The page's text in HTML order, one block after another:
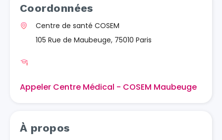
Coordonnées
Centre de santé COSEM
105 Rue de Maubeuge, 75010 Paris
Appeler Centre Médical - COSEM Maubeuge
À propos